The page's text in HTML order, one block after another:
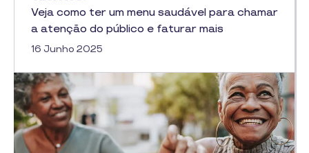
Veja como ter um menu saudável para chamar
a atenção do público e faturar mais
16 Junho 2025